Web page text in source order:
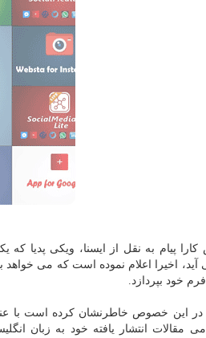
پیام به نقل از ایسنا، ویكی پدیا
اخیرا اعلام نموده است كه می خواهد
خود بپردازد.
در این خصوص خاطرنشان كرده است با
مقالات انتشار یافته خود به زبان